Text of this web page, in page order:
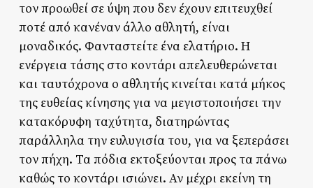
τον προωθεί σε ύψη που δεν έχουν επιτευχθεί
ποτέ από κανέναν άλλο αθλητή, είναι
μοναδικός. Φανταστείτε ένα ελατήριο. Η
ενέργεια τάσης στο κοντάρι απελευθερώνεται
και ταυτόχρονα ο αθλητής κινείται κατά μήκος
της ευθείας κίνησης για να μεγιστοποιήσει την
κατακόρυφη ταχύτητα, διατηρώντας
παράλληλα την ευλυγισία του, για να ξεπεράσει
τον πήχη. Τα πόδια εκτοξεύονται προς τα πάνω
καθώς το κοντάρι ισιώνει. Αν μέχρι εκείνη τη